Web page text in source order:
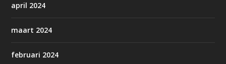
april 2024
maart 2024
februari 2024